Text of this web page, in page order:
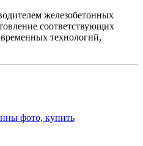
железобетонных
соответствующих
технологий,